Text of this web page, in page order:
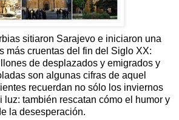
sitiaron Sarajevo e iniciaron una
más cruentas del fin del Siglo XX:
de desplazados y emigrados y
son algunas cifras de aquel
recuerdan no sólo los inviernos
luz: también rescatan cómo el humor y
la desesperación.